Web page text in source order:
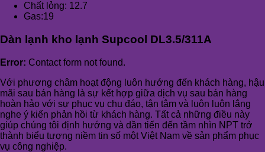
Chất lỏng: 12.7
Gas:19
Dàn lạnh kho lạnh Supcool DL3.5/311A
Error: Contact form not found.
Với phương châm hoạt động luôn hướng đến khách hàng, hậu
mãi sau bán hàng là sự kết hợp giữa dịch vụ sau bán hàng
hoàn hảo với sự phục vụ chu đáo, tận tâm và luôn luôn lắng
nghe ý kiến phản hồi từ khách hàng. Tất cả những điều này
giúp chúng tôi định hướng và dần tiến đến tầm nhìn NPT trở
thành biểu tượng niềm tin số một Việt Nam về sản phẩm phục
vụ công nghiệp.